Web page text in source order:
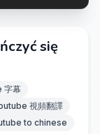
się
字幕
視頻翻譯
to chinese